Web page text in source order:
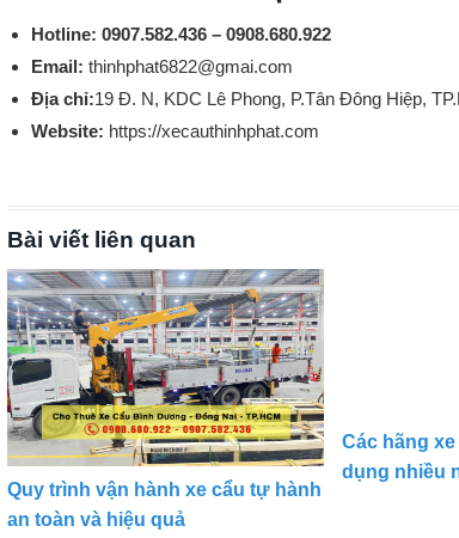
Hotline: 0907.582.436 – 0908.680.922
Email: thinhphat6822@gmai.com
Địa chỉ:19 Đ. N, KDC Lê Phong, P.Tân Đông Hiệp,
Website: https://xecauthinhphat.com
Bài viết liên quan
Quy trình vận hành xe cẩu tự hành
an toàn và hiệu quả
Các hãng
dụng nhiều